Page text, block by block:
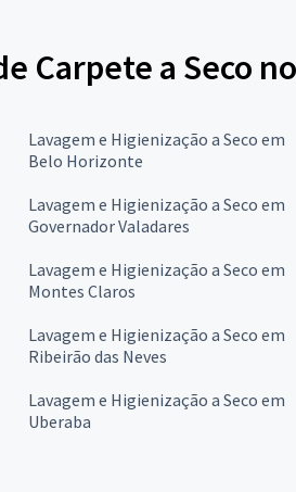
Carpete a Seco
Lavagem e Higienização a Seco em
Belo Horizonte
Lavagem e Higienização a Seco em
Governador Valadares
Lavagem e Higienização a Seco em
Montes Claros
Lavagem e Higienização a Seco em
Ribeirão das Neves
Lavagem e Higienização a Seco em
Uberaba